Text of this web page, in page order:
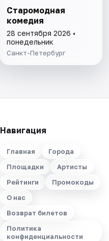
Старомодная
комедия
28 сентября 2026 •
понедельник
Санкт-Петербург
Навигация
Главная
Города
Площадки
Артисты
Рейтинги
Промокоды
О нас
Возврат билетов
Политика
конфиденциальности